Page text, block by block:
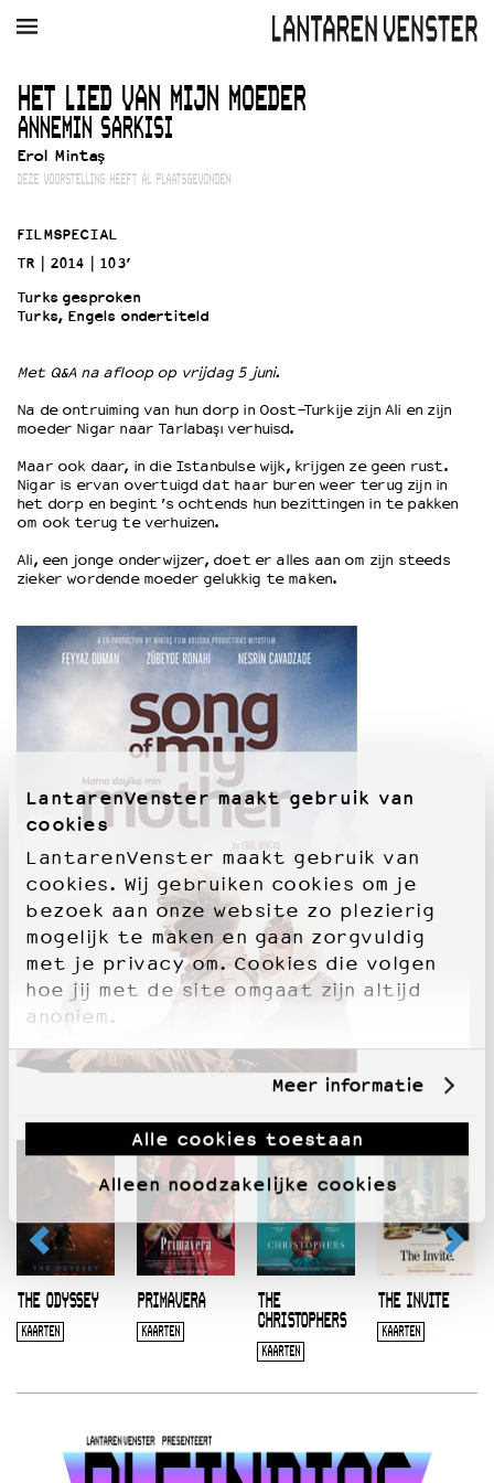
LantarenVenster maakt gebruik van
cookies
LantarenVenster maakt gebruik van
cookies. Wij gebruiken cookies om je
bezoek aan onze website zo plezierig
mogelijk te maken en gaan zorgvuldig
met je privacy om. Cookies die volgen
hoe jij met de site omgaat zijn altijd
anoniem.
Meer informatie
Alle cookies toestaan
Alleen noodzakelijke cookies
AGENDA FILM MUZIEK RESTAURANT
Winkelmandje
Zoek
Kaartverkoop
Filmprogramma’s Primair Onderwijs
Filmprogramma’s VO/MBO
Speciale educatieprogramma’s
OVER LANTARENVENSTER
Wat we doen
Wie is wie
Word vriend
Historie
Privacyverklaring
Integriteits- en gedragscode
Duurzaamheid
Ruimte voor artistieke vrijheid – VNPF
HET LIED VAN MIJN MOEDER
ANNEMIN SARKISI
Erol Mintaş
DEZE VOORSTELLING HEEFT AL PLAATSGEVONDEN
FILMSPECIAL
TR
2014
103’
Turks gesproken
Turks, Engels ondertiteld
Met Q&A na afloop op vrijdag 5 juni.
Na de ontruiming van hun dorp in Oost-Turkije zijn Ali en zijn
moeder Nigar naar Tarlabaşı verhuisd.
Maar ook daar, in die Istanbulse wijk, krijgen ze geen rust.
Nigar is ervan overtuigd dat haar buren weer terug zijn in
het dorp en begint ’s ochtends hun bezittingen in te pakken
om ook terug te verhuizen.
Ali, een jonge onderwijzer, doet er alles aan om zijn steeds
zieker wordende moeder gelukkig te maken.
THE ODYSSEY
KAARTEN
PRIMAVERA
KAARTEN
THE
CHRISTOPHERS
KAARTEN
THE INVITE
KAARTEN